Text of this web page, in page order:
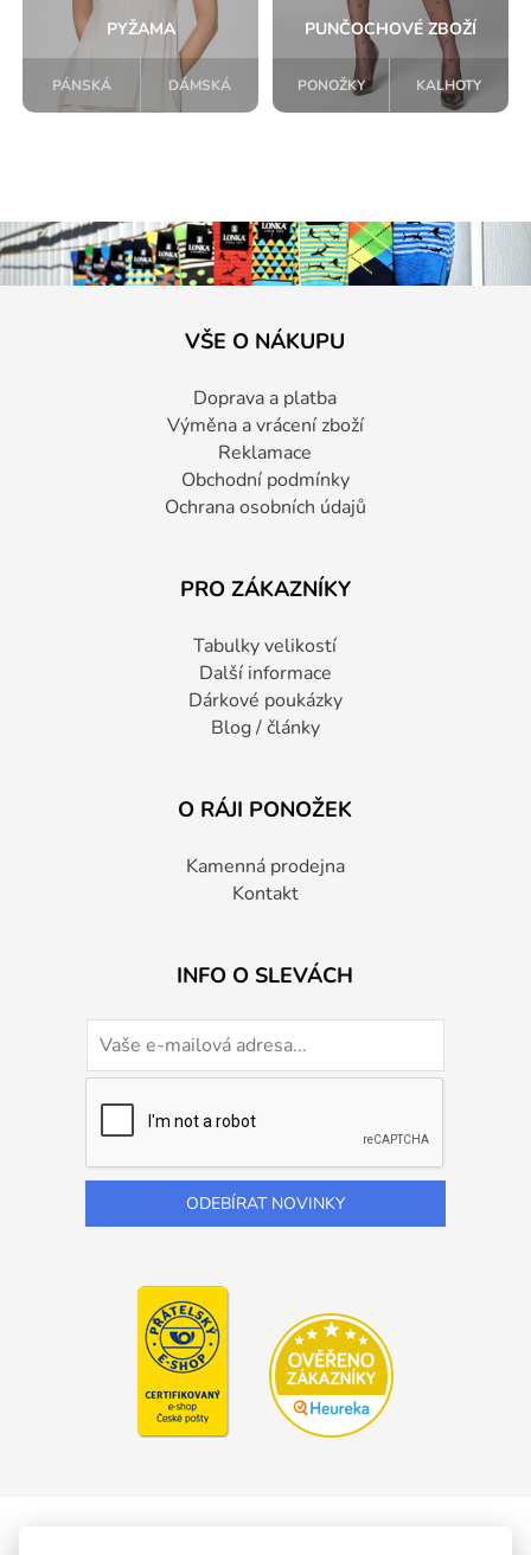
PYŽAMA
PÁNSKÁ DÁMSKÁ
PUNČOCHOVÉ ZBOŽÍ
PONOŽKY KALHOTY
VŠE O NÁKUPU
Doprava a platba
Výměna a vrácení zboží
Reklamace
Obchodní podmínky
Ochrana osobních údajů
PRO ZÁKAZNÍKY
Tabulky velikostí
Další informace
Dárkové poukázky
Blog / články
O RÁJI PONOŽEK
Kamenná prodejna
Kontakt
INFO O SLEVÁCH